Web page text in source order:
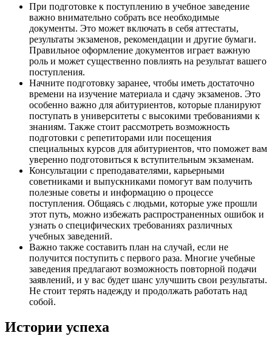
При подготовке к поступлению в учебное заведение
важно внимательно собрать все необходимые
документы. Это может включать в себя аттестаты,
результаты экзаменов, рекомендации и другие бумаги.
Правильное оформление документов играет важную
роль и может существенно повлиять на результат вашего
поступления.
Начните подготовку заранее, чтобы иметь достаточно
времени на изучение материала и сдачу экзаменов. Это
особенно важно для абитуриентов, которые планируют
поступать в университеты с высокими требованиями к
знаниям. Также стоит рассмотреть возможность
подготовки с репетиторами или посещения
специальных курсов для абитуриентов, что поможет вам
уверенно подготовиться к вступительным экзаменам.
Консультации с преподавателями, карьерными
советниками и выпускниками помогут вам получить
полезные советы и информацию о процессе
поступления. Общаясь с людьми, которые уже прошли
этот путь, можно избежать распространенных ошибок и
узнать о специфических требованиях различных
учебных заведений.
Важно также составить план на случай, если не
получится поступить с первого раза. Многие учебные
заведения предлагают возможность повторной подачи
заявлений, и у вас будет шанс улучшить свои результаты.
Не стоит терять надежду и продолжать работать над
собой.
Истории успеха